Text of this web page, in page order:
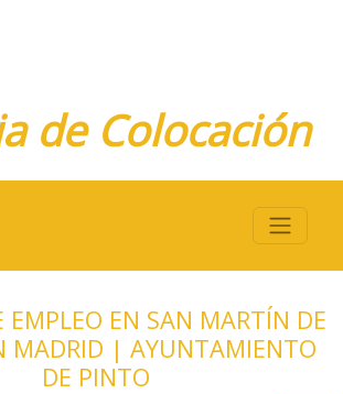
de Colocación
EMPLEO EN SAN MARTÍN DE
MADRID | AYUNTAMIENTO
DE PINTO